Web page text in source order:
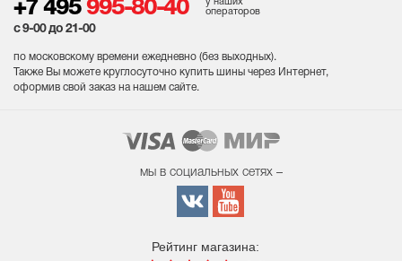
+7 495 995-80-40
у наших
операторов
с 9-00 до 21-00
по московскому времени ежедневно (без выходных).
Также Вы можете круглосуточно купить шины через Интернет,
оформив свой заказ на нашем сайте.
мы в социальных сетях –
Рейтинг магазина: